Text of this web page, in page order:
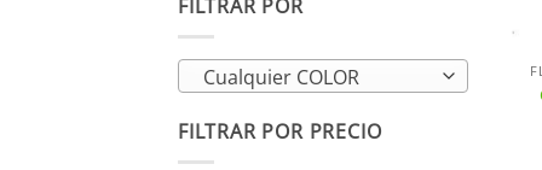
FILTRAR POR
Cualquier COLOR
FILTRAR POR PRECIO